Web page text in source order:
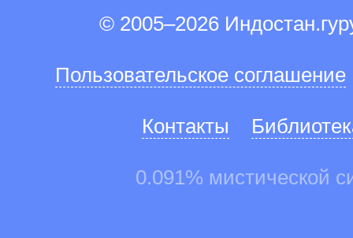
© 2005–2026
Пользовательское соглашение
Контакты
0.091% мистической